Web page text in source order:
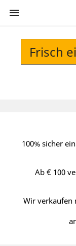

Frisch
100% sicher
Ab € 100
Wir verkaufen